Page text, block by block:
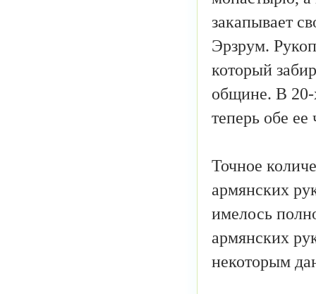
закапывает
Эрзрум.
который
общине. В 20-
теперь обе ее
Точное
армянских
имелось
армянских
некоторым